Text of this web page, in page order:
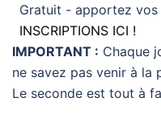
Gratuit - apportez vos
INSCRIPTIONS ICI !
IMPORTANT : Chaque
ne savez pas venir à la
Le seconde est tout à